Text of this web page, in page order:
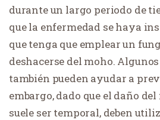
durante un largo periodo de
que la enfermedad se haya
que tenga que emplear un
deshacerse del moho.
también pueden ayudar a
embargo, dado que el daño
suele ser temporal, deben